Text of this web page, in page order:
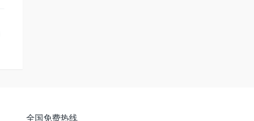
全国免费热线